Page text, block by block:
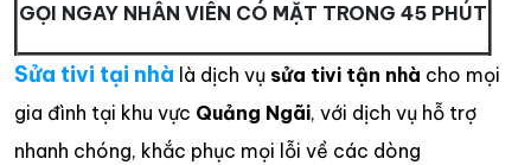
GỌI NGAY NHÂN VIÊN CÓ MẶT TRONG 45 PHÚT
Sửa tivi tại nhà là dịch vụ sửa tivi tận nhà cho mọi
gia đình tại khu vực Quảng Ngãi, với dịch vụ hỗ trợ
nhanh chóng, khắc phục mọi lỗi về các dòng